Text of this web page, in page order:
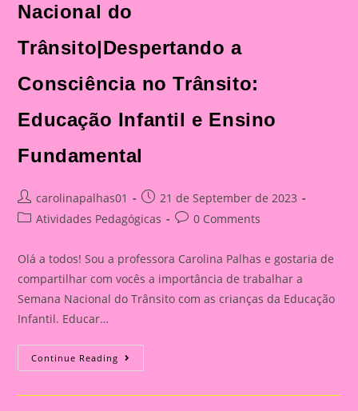
Nacional do
Trânsito|Despertando a
Consciência no Trânsito:
Educação Infantil e Ensino
Fundamental
Post
author:
carolinapalhas01
Post
published:
21 de September de 2023
PostAtividades Pedagógicas
Post0 Comments
Olá a todos! Sou a professora Carolina Palhas e gostaria de
compartilhar com vocês a importância de trabalhar a
Semana Nacional do Trânsito com as crianças da Educação
Infantil. Educar…
Continue Reading Atividade
Com
Tema